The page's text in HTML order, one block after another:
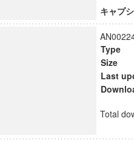
キャプ
Type
Size
Last
Total